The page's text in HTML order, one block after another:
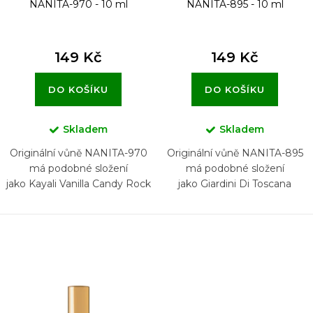
NANITA-970 - 10 ml
149 Kč
DO KOŠÍKU
Skladem
Originální vůně NANITA-970
má podobné složení
jako Kayali Vanilla Candy Rock
NANITA-895 - 10 ml
149 Kč
DO KOŠÍKU
Skladem
Originální vůně NANITA-895
má podobné složení
jako Giardini Di Toscana